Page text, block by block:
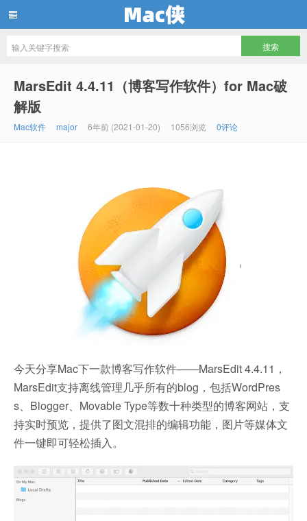
MarsEdit 4.4.11（博客写作软件）for Mac破
解版
Mac软件 major 6年前 (2021-01-20) 1056浏览 0评论
今天分享Mac下一款博客写作软件——MarsEdit 4.4.11，
MarsEdit支持离线管理几乎所有的blog，包括WordPres
s、Blogger、Movable Type等数十种类型的博客网站，支
持实时预览，提供了图文混排的编辑功能，图片等媒体文
件一键即可轻松插入。